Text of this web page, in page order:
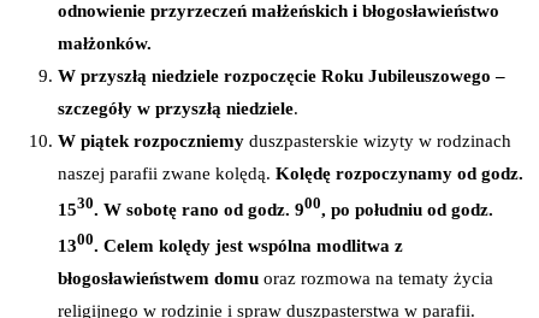
odnowienie przyrzeczeń małżeńskich i błogosławieństwo
małżonków.
W przyszłą niedziele rozpoczęcie Roku Jubileuszowego –
szczegóły w przyszłą niedziele.
W piątek rozpoczniemy duszpasterskie wizyty w rodzinach
naszej parafii zwane kolędą. Kolędę rozpoczynamy od godz.
1530. W sobotę rano od godz. 900, po południu od godz.
1300. Celem kolędy jest wspólna modlitwa z
błogosławieństwem domu oraz rozmowa na tematy życia
religijnego w rodzinie i spraw duszpasterstwa w parafii.